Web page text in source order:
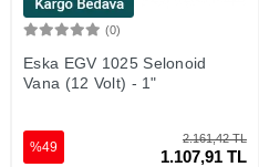
(0)
Eska EGV 1025 Selonoid
Vana (12 Volt) - 1"
2.161,42 TL
1.107,91 TL
%49